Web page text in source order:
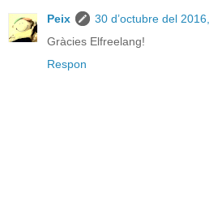
Peix
30 d’octubre del
Gràcies Elfreelang!
Respon